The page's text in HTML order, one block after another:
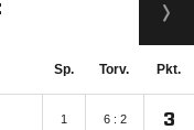
Sp. Torv. Pkt.
1 6 : 2 3